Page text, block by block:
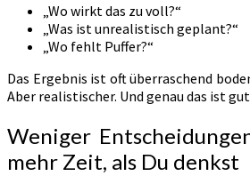
„Wo wirkt das zu voll?“
„Was ist unrealistisch geplant?“
„Wo fehlt Puffer?“
Das Ergebnis ist oft überraschend
Aber realistischer. Und genau das ist
Weniger
mehr Zeit, als Du denkst